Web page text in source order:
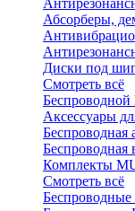
Абсорберы,
Диски под
Смотреть всё
Аксессуары
Беспроводная
Беспроводная
Комплекты
Смотреть всё
Беспроводные